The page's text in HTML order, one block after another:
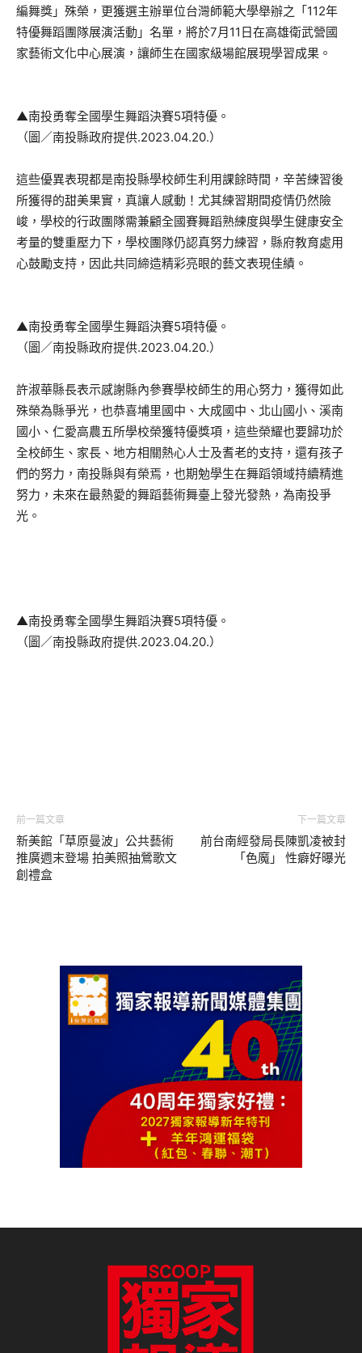
編舞獎」殊榮，更獲選主辦單位台灣師範大學舉辦之「112年
特優舞蹈團隊展演活動」名單，將於7月11日在高雄衛武營國
家藝術文化中心展演，讓師生在國家級場館展現學習成果。
▲南投勇奪全國學生舞蹈決賽5項特優。
（圖／南投縣政府提供.2023.04.20.）
這些優異表現都是南投縣學校師生利用課餘時間，辛苦練習後
所獲得的甜美果實，真讓人感動！尤其練習期間疫情仍然險
峻，學校的行政團隊需兼顧全國賽舞蹈熟練度與學生健康安全
考量的雙重壓力下，學校團隊仍認真努力練習，縣府教育處用
心鼓勵支持，因此共同締造精彩亮眼的藝文表現佳績。
▲南投勇奪全國學生舞蹈決賽5項特優。
（圖／南投縣政府提供.2023.04.20.）
許淑華縣長表示感謝縣內參賽學校師生的用心努力，獲得如此
殊榮為縣爭光，也恭喜埔里國中、大成國中、北山國小、溪南
國小、仁愛高農五所學校榮獲特優獎項，這些榮耀也要歸功於
全校師生、家長、地方相關熱心人士及耆老的支持，還有孩子
們的努力，南投縣與有榮焉，也期勉學生在舞蹈領域持續精進
努力，未來在最熱愛的舞蹈藝術舞臺上發光發熱，為南投爭
光。
▲南投勇奪全國學生舞蹈決賽5項特優。
（圖／南投縣政府提供.2023.04.20.）
前一篇文章
新美館「草原曼波」公共藝術
推廣週末登場 拍美照抽鶯歌文
創禮盒
下一篇文章
前台南經發局長陳凱凌被封
「色魔」 性癖好曝光